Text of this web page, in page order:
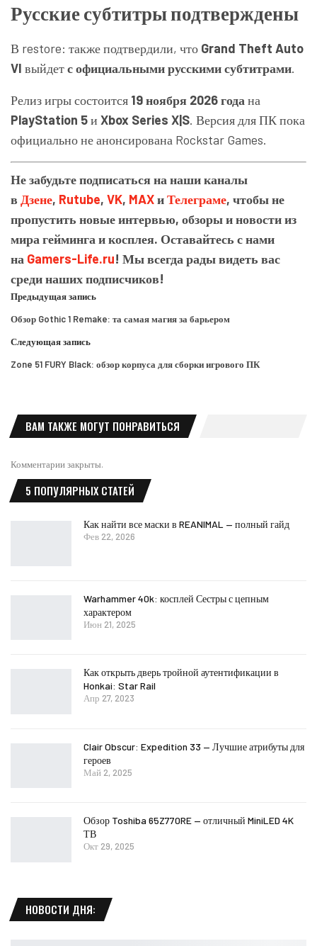
Русские субтитры подтверждены
В restore: также подтвердили, что Grand Theft Auto
VI выйдетс официальными русскими субтитрами.
Релиз игры состоится 19 ноября 2026 года на
PlayStation 5и Xbox Series X|S. Версия для ПК пока
официально не анонсирована Rockstar Games.
Не забудьте подписаться на наши каналы
в Дзене, Rutube, VK, MAXиТелеграме, чтобы не
пропустить новые интервью, обзоры и новости из
мира гейминга и косплея. Оставайтесь с нами
на Gamers-Life.ru! Мы всегда рады видеть вас
среди наших подписчиков!
Предыдущая запись
Обзор Gothic 1 Remake: та самая магия за барьером
Следующая запись
Zone 51 FURY Black: обзор корпуса для сборки игрового ПК
ВАМ ТАКЖЕ МОГУТ ПОНРАВИТЬСЯ
Комментарии закрыты.
5 ПОПУЛЯРНЫХ СТАТЕЙ
Как найти все маски в REANIMAL — полный гайд
Фев 22, 2026
Warhammer 40k: косплей Сестры с цепным
характером
Июн 21, 2025
Как открыть дверь тройной аутентификации в
Honkai: Star Rail
Апр 27, 2023
Clair Obscur: Expedition 33 — Лучшие атрибуты для
героев
Май 2, 2025
Обзор Toshiba 65Z770RE — отличный MiniLED 4K
ТВ
Окт 29, 2025
НОВОСТИ ДНЯ: